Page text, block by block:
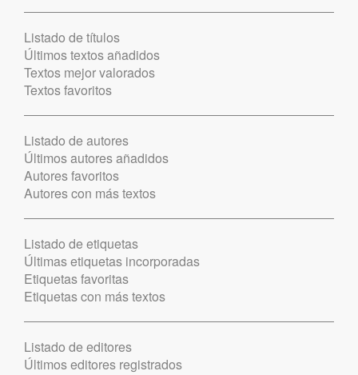
Listado de títulos
Últimos textos añadidos
Textos mejor valorados
Textos favoritos
Listado de autores
Últimos autores añadidos
Autores favoritos
Autores con más textos
Listado de etiquetas
Últimas etiquetas incorporadas
Etiquetas favoritas
Etiquetas con más textos
Listado de editores
Últimos editores registrados